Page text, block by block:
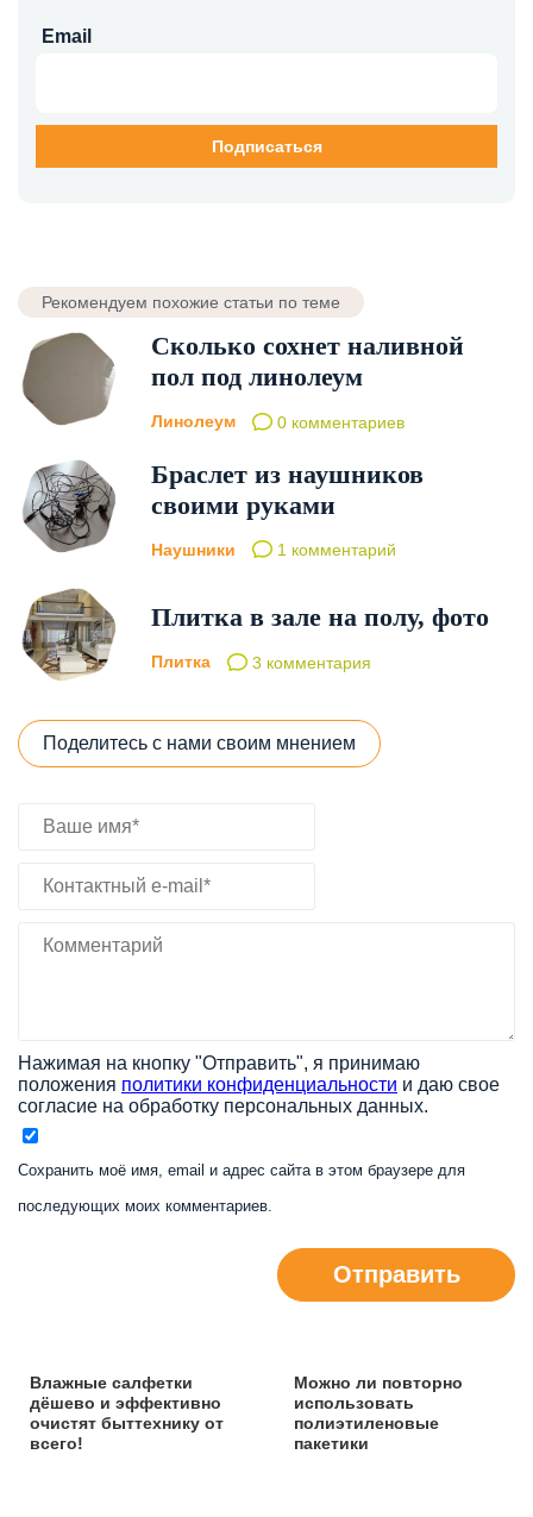
Email
Рекомендуем похожие статьи по теме
Сколько сохнет наливной
пол под линолеум
Линолеум 0 комментариев
Браслет из наушников
своими руками
Наушники 1 комментарий
Плитка в зале на полу, фото
Плитка 3 комментария
Поделитесь с нами своим мнением
Нажимая на кнопку "Отправить", я принимаю
положения политики конфиденциальности и даю свое
согласие на обработку персональных данных.
Сохранить моё имя, email и адрес сайта в этом браузере для
последующих моих комментариев.
Отправить
Влажные салфетки
дёшево и эффективно
очистят быттехнику от
всего!
Можно ли повторно
использовать
полиэтиленовые
пакетики